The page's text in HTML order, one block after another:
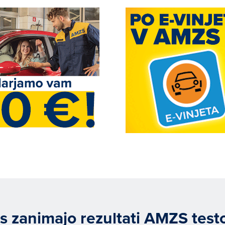
zanimajo rezultati AMZS